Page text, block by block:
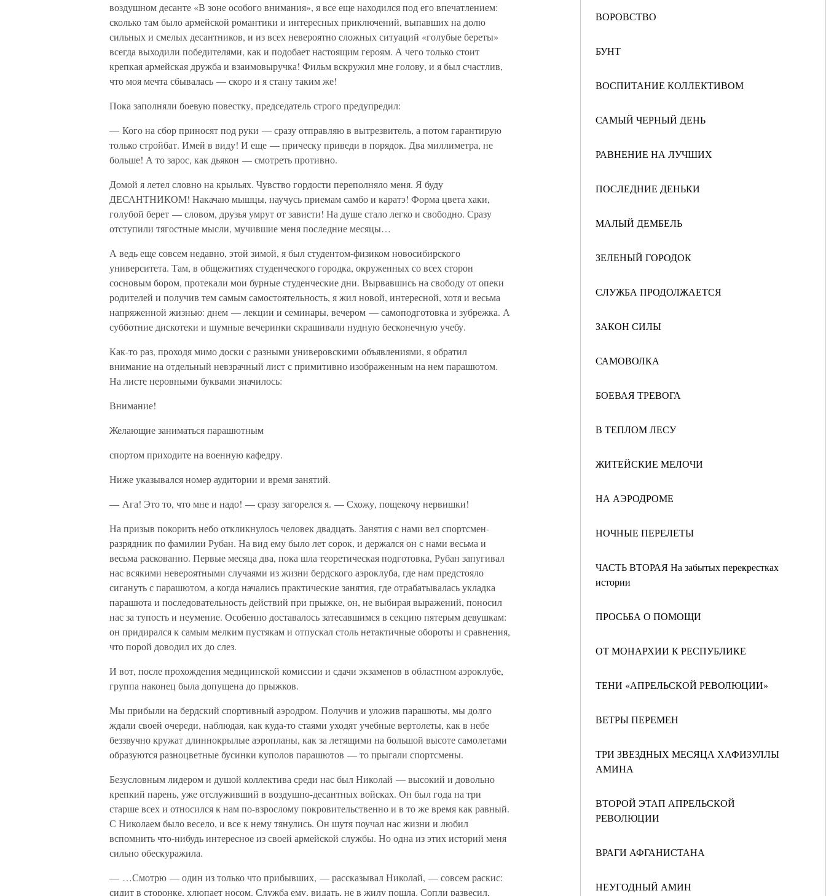
ВОРОВСТВО
БУНТ
ВОСПИТАНИЕ КОЛЛЕКТИВОМ
САМЫЙ ЧЕРНЫЙ ДЕНЬ
РАВНЕНИЕ НА ЛУЧШИХ
ПОСЛЕДНИЕ ДЕНЬКИ
МАЛЫЙ ДЕМБЕЛЬ
ЗЕЛЕНЫЙ ГОРОДОК
СЛУЖБА ПРОДОЛЖАЕТСЯ
ЗАКОН СИЛЫ
САМОВОЛКА
БОЕВАЯ ТРЕВОГА
В ТЕПЛОМ ЛЕСУ
ЖИТЕЙСКИЕ МЕЛОЧИ
НА АЭРОДРОМЕ
НОЧНЫЕ ПЕРЕЛЕТЫ
ЧАСТЬ ВТОРАЯ На забытых перекрестках
истории
ПРОСЬБА О ПОМОЩИ
ОТ МОНАРХИИ К РЕСПУБЛИКЕ
ТЕНИ «АПРЕЛЬСКОЙ РЕВОЛЮЦИИ»
ВЕТРЫ ПЕРЕМЕН
ТРИ ЗВЕЗДНЫХ МЕСЯЦА ХАФИЗУЛЛЫ
АМИНА
ВТОРОЙ ЭТАП АПРЕЛЬСКОЙ
РЕВОЛЮЦИИ
ВРАГИ АФГАНИСТАНА
НЕУГОДНЫЙ АМИН
воздушном десанте «В зоне особого внимания», я все еще находился под его впечатлением:
сколько там было армейской романтики и интересных приключений, выпавших на долю
сильных и смелых десантников, и из всех невероятно сложных ситуаций «голубые береты»
всегда выходили победителями, как и подобает настоящим героям. А чего только стоит
крепкая армейская дружба и взаимовыручка! Фильм вскружил мне голову, и я был счастлив,
что моя мечта сбывалась — скоро и я стану таким же!
Пока заполняли боевую повестку, председатель строго предупредил:
— Кого на сбор приносят под руки — сразу отправляю в вытрезвитель, а потом гарантирую
только стройбат. Имей в виду! И еще — прическу приведи в порядок. Два миллиметра, не
больше! А то зарос, как дьякон — смотреть противно.
Домой я летел словно на крыльях. Чувство гордости переполняло меня. Я буду
ДЕСАНТНИКОМ! Накачаю мышцы, научусь приемам самбо и каратэ! Форма цвета хаки,
голубой берет — словом, друзья умрут от зависти! На душе стало легко и свободно. Сразу
отступили тягостные мысли, мучившие меня последние месяцы…
А ведь еще совсем недавно, этой зимой, я был студентом-физиком новосибирского
университета. Там, в общежитиях студенческого городка, окруженных со всех сторон
сосновым бором, протекали мои бурные студенческие дни. Вырвавшись на свободу от опеки
родителей и получив тем самым самостоятельность, я жил новой, интересной, хотя и весьма
напряженной жизнью: днем — лекции и семинары, вечером — самоподготовка и зубрежка. А
субботние дискотеки и шумные вечеринки скрашивали нудную бесконечную учебу.
Как-то раз, проходя мимо доски с разными универовскими объявлениями, я обратил
внимание на отдельный невзрачный лист с примитивно изображенным на нем парашютом.
На листе неровными буквами значилось:
Внимание!
Желающие заниматься парашютным
спортом приходите на военную кафедру.
Ниже указывался номер аудитории и время занятий.
— Ага! Это то, что мне и надо! — сразу загорелся я. — Схожу, пощекочу нервишки!
На призыв покорить небо откликнулось человек двадцать. Занятия с нами вел спортсмен-
разрядник по фамилии Рубан. На вид ему было лет сорок, и держался он с нами весьма и
весьма раскованно. Первые месяца два, пока шла теоретическая подготовка, Рубан запугивал
нас всякими невероятными случаями из жизни бердского аэроклуба, где нам предстояло
сигануть с парашютом, а когда начались практические занятия, где отрабатывалась укладка
парашюта и последовательность действий при прыжке, он, не выбирая выражений, поносил
нас за тупость и неумение. Особенно доставалось затесавшимся в секцию пятерым девушкам:
он придирался к самым мелким пустякам и отпускал столь нетактичные обороты и сравнения,
что порой доводил их до слез.
И вот, после прохождения медицинской комиссии и сдачи экзаменов в областном аэроклубе,
группа наконец была допущена до прыжков.
Мы прибыли на бердский спортивный аэродром. Получив и уложив парашюты, мы долго
ждали своей очереди, наблюдая, как куда-то стаями уходят учебные вертолеты, как в небе
беззвучно кружат длиннокрылые аэропланы, как за летящими на большой высоте самолетами
образуются разноцветные бусинки куполов парашютов — то прыгали спортсмены.
Безусловным лидером и душой коллектива среди нас был Николай — высокий и довольно
крепкий парень, уже отслуживший в воздушно-десантных войсках. Он был года на три
старше всех и относился к нам по-взрослому покровительственно и в то же время как равный.
С Николаем было весело, и все к нему тянулись. Он шутя поучал нас жизни и любил
вспомнить что-нибудь интересное из своей армейской службы. Но одна из этих историй меня
сильно обескуражила.
— …Смотрю — один из только что прибывших, — рассказывал Николай, — совсем раскис:
сидит в сторонке, хлюпает носом. Служба ему, видать, не в жилу пошла. Сопли развесил,